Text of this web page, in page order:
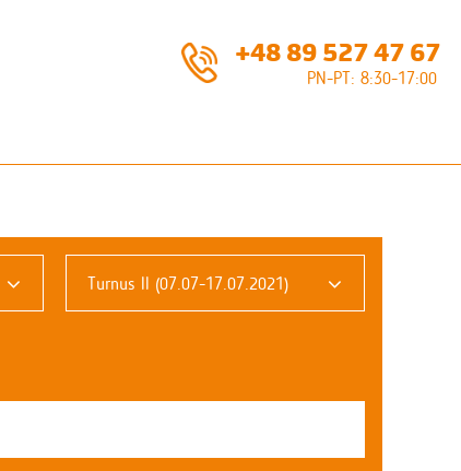
+48 89 527 47 67
PN-PT: 8:30-17:00
Turnus II (07.07-17.07.2021)